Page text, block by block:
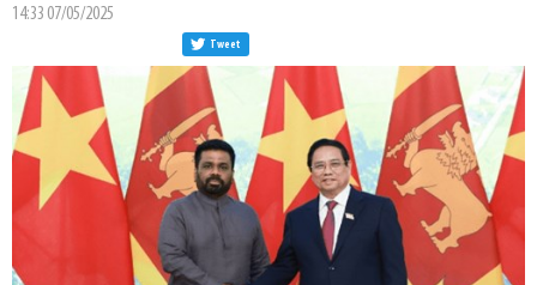
14:33 07/05/2025
Tweet